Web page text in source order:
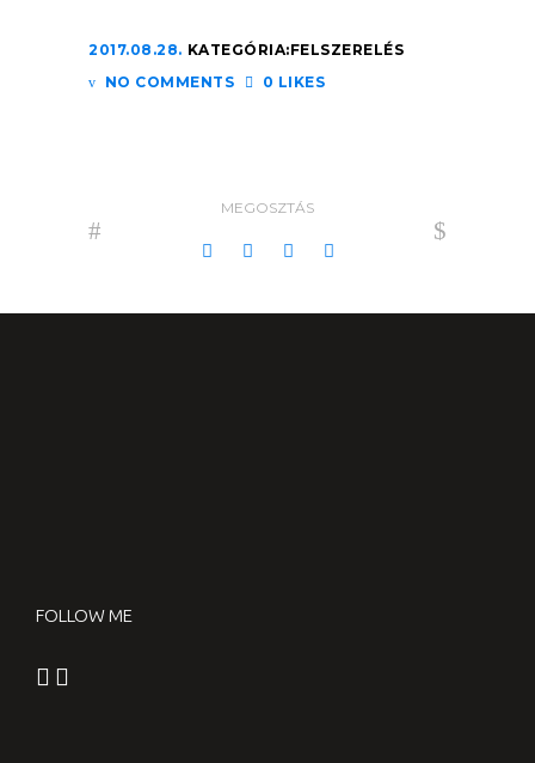
2017.08.28. KATEGÓRIA:FELSZERELÉS
NO COMMENTS
0 LIKES
MEGOSZTÁS
FOLLOW ME